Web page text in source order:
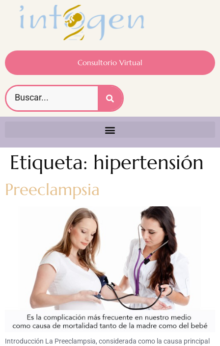
Consultorio Virtual
Etiqueta: hipertensión
Preeclampsia
Introducción La Preeclampsia, considerada como la causa principal